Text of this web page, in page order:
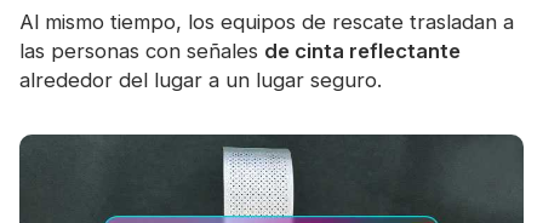
Al mismo tiempo, los equipos de rescate trasladan a
las personas con señales de cinta reflectante
alrededor del lugar a un lugar seguro.